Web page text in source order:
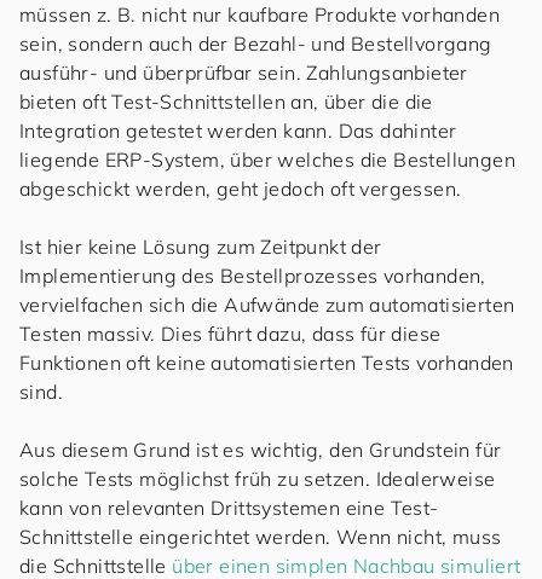
müssen z. B. nicht nur kaufbare Produkte vorhanden
sein, sondern auch der Bezahl- und Bestellvorgang
ausführ- und überprüfbar sein. Zahlungsanbieter
bieten oft Test-Schnittstellen an, über die die
Integration getestet werden kann. Das dahinter
liegende ERP-System, über welches die Bestellungen
abgeschickt werden, geht jedoch oft vergessen.
Ist hier keine Lösung zum Zeitpunkt der
Implementierung des Bestellprozesses vorhanden,
vervielfachen sich die Aufwände zum automatisierten
Testen massiv. Dies führt dazu, dass für diese
Funktionen oft keine automatisierten Tests vorhanden
sind.
Aus diesem Grund ist es wichtig, den Grundstein für
solche Tests möglichst früh zu setzen. Idealerweise
kann von relevanten Drittsystemen eine Test-
Schnittstelle eingerichtet werden. Wenn nicht, muss
die Schnittstelle über einen simplen Nachbau simuliert